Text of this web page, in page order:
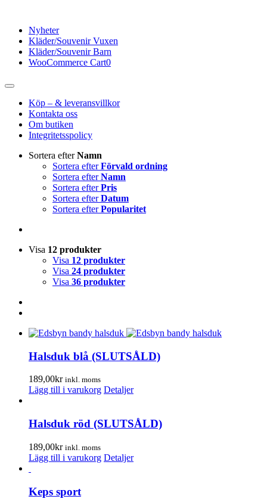
innehålletNyheter
Kläder/Souvenir Vuxen
Kläder/Souvenir Barn
WooCommerce Cart0
Toggle
NavigationKöp – & leveransvillkor
Kontakta oss
Om butiken
Integritetsspolicy
Sortera efterNamn
Sortera efterFörvald ordning
Sortera efterNamn
Sortera efterPris
Sortera efterDatum
Sortera efterPopularitet
Visa 12 produkter
Visa 12 produkter
Visa 24 produkter
Visa 36 produkter
Halsduk blå (SLUTSÅLD)
189,00kr inkl. moms
Lägg till i varukorg Detaljer
Halsduk röd (SLUTSÅLD)
189,00kr inkl. moms
Lägg till i varukorg Detaljer
Keps sport